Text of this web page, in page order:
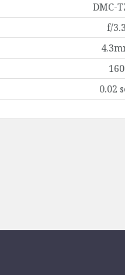
DMC-
f/3.3
160
0.02